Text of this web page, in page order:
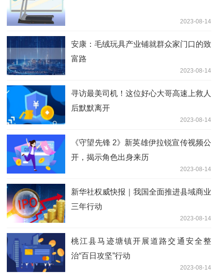
2023-08-14
安康：毛绒玩具产业铺就群众家门口的致
富路
2023-08-14
寻访最美司机！这位好心大哥高速上救人
后默默离开
2023-08-14
《守望先锋 2》新英雄伊拉锐宣传视频公
开，揭示角色出身来历
2023-08-14
新华社权威快报｜我国全面推进县域商业
三年行动
2023-08-14
桃江县马迹塘镇开展道路交通安全整
治“百日攻坚”行动
2023-08-14